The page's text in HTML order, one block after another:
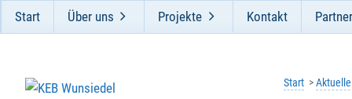
Start Über uns Projekte Kontakt Partner
Start